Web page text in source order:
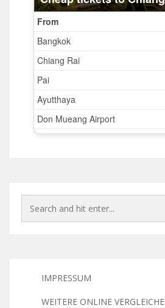
IMPRESSUM
WEITERE ONLINE VERGLEICHE